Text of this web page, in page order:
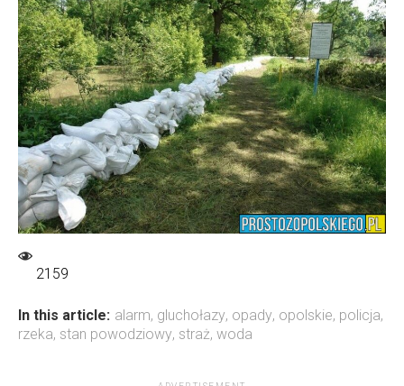
2159
In this article: alarm, gluchołazy, opady, opolskie, policja,
rzeka, stan powodziowy, straż, woda